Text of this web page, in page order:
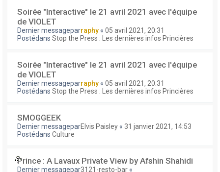
Soirée "Interactive" le 21 avril 2021 avec l'équipe
de VIOLET
Dernier messageparraphy « 05 avril 2021, 20:31
Postédans Stop the Press : Les dernières infos Princières
Soirée "Interactive" le 21 avril 2021 avec l'équipe
de VIOLET
Dernier messageparraphy « 05 avril 2021, 20:31
Postédans Stop the Press : Les dernières infos Princières
SMOGGEEK
Dernier messageparElvis Paisley « 31 janvier 2021, 14:53
Postédans Culture
Prince : A Lavaux Private View by Afshin Shahidi
Dernier messagepar3121-resto-bar «